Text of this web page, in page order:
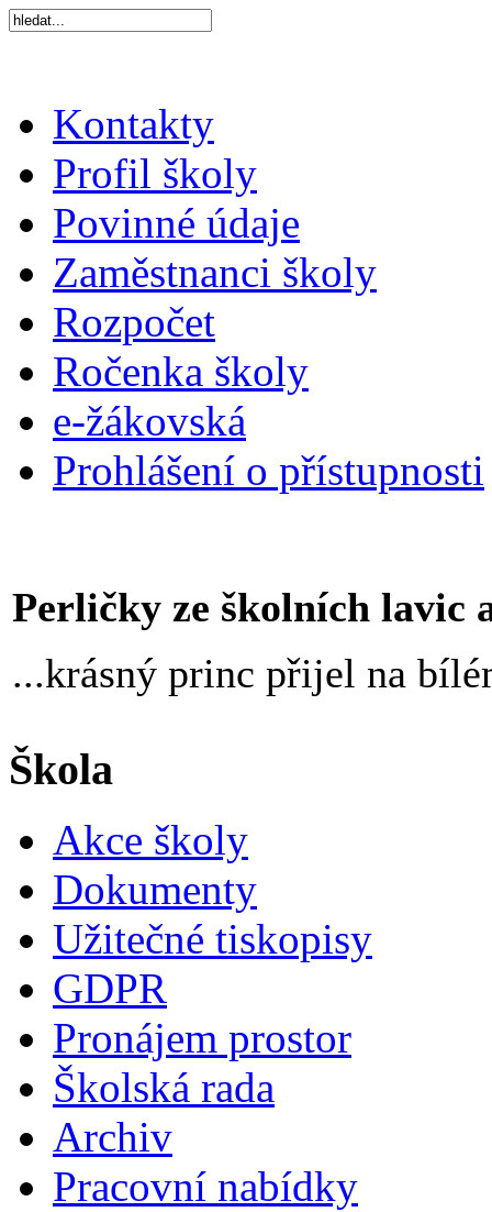
Kontakty
Profil školy
Povinné údaje
Zaměstnanci školy
Rozpočet
Ročenka školy
e-žákovská
Prohlášení o přístupnosti
Perličky ze školních lavic
...krásný princ přijel na
Škola
Akce školy
Dokumenty
Užitečné tiskopisy
GDPR
Pronájem prostor
Školská rada
Archiv
Pracovní nabídky